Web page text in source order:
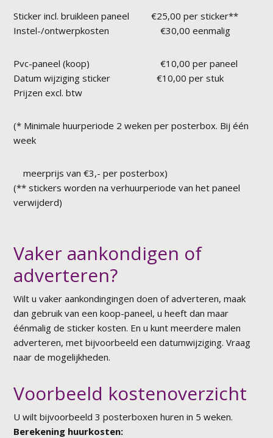
Sticker incl. bruikleen paneel €25,00 per sticker**
Instel-/ontwerpkosten €30,00 eenmalig
Pvc-paneel (koop) €10,00 per paneel
Datum wijziging sticker €10,00 per stuk
Prijzen excl. btw
(* Minimale huurperiode 2 weken per posterbox. Bij één
week
meerprijs van €3,- per posterbox)
(** stickers worden na verhuurperiode van het paneel
verwijderd)
Vaker aankondigen of
adverteren?
Wilt u vaker aankondingingen doen of adverteren, maak
dan gebruik van een koop-paneel, u heeft dan maar
éénmalig de sticker kosten. En u kunt meerdere malen
adverteren, met bijvoorbeeld een datumwijziging. Vraag
naar de mogelijkheden.
Voorbeeld kostenoverzicht
U wilt bijvoorbeeld 3 posterboxen huren in 5 weken.
Berekening huurkosten: